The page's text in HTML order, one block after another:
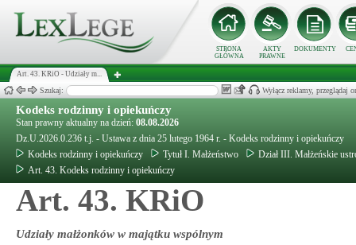
STRONA
GŁÓWNA
AKTY
PRAWNE
DOKUMENTY
Art. 43. KRiO - Udziały m...
Szukaj: Wyłącz reklamy, przeglądaj
Kodeks rodzinny i opiekuńczy
Stan prawny aktualny na dzień: 08.08.2026
Dz.U.2026.0.236 t.j. - Ustawa z dnia 25 lutego 1964 r. - Kodeks rodzinny i opiekuńczy
Kodeks rodzinny i opiekuńczy
Tytuł I. Małżeństwo
Dział III. Małżeńskie
Art. 43. Kodeks rodzinny i opiekuńczy
Art. 43. KRiO
Udziały małżonków w majątku wspólnym